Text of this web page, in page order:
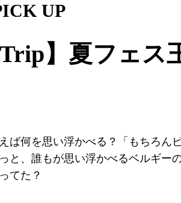
UP
Trip】夏フェ
ば何を思い浮かべる？「もちろん
と、誰もが思い浮かべるベルギー
てた？